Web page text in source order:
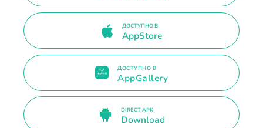
ДОСТУПНО В
AppStore
ДОСТУПНО В
AppGallery
DIRECT APK
Download